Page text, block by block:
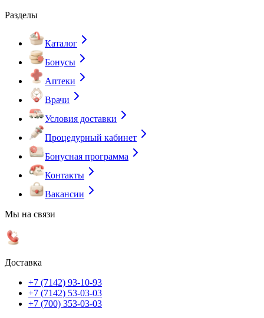
Разделы
Каталог
Бонусы
Аптеки
Врачи
Условия доставки
Процедурный кабинет
Бонусная программа
Контакты
Вакансии
Мы на связи
Доставка
+7 (7142) 93-10-93
+7 (7142) 53-03-03
+7 (700) 353-03-03